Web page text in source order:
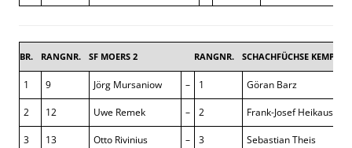
BR. RANGNR. SF MOERS 2 RANGNR. SCHACHFÜCHSE KEMPEN
1 9 Jörg Mursaniow – 1 Göran Barz
2 12 Uwe Remek – 2 Frank-Josef Heikaus
3 13 Otto Rivinius – 3 Sebastian Theis